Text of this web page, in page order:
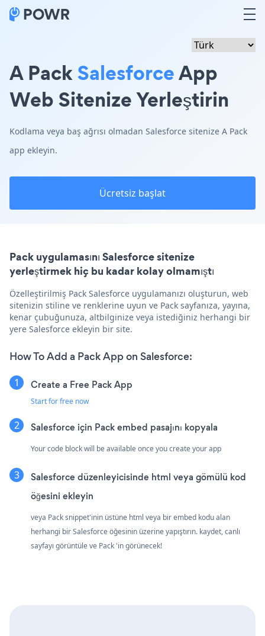
A PackSalesforceApp
Web Sitenize Yerleştirin
Kodlama veya baş ağrısı olmadan Salesforce sitenize A Pack
app ekleyin.
Ücretsiz başlat
Pack uygulamasını Salesforce sitenize
yerleştirmek hiç bu kadar kolay olmamıştı
Özelleştirilmiş Pack Salesforce uygulamanızı oluşturun, web
sitenizin stiline ve renklerine uyun ve Pack sayfanıza, yayına,
kenar çubuğunuza, altbilginize veya istediğiniz herhangi bir
yere Salesforce ekleyin bir site.
How To Add a Pack App on Salesforce:
Create a Free Pack App
Start for free now
Salesforce için Pack embed pasajını kopyala
Your code block will be available once you create your app
Salesforce düzenleyicisinde html veya gömülü kod
öğesini ekleyin
veya Pack snippet'inin üstüne html veya bir embed kodu alan
herhangi bir Salesforce öğesinin üzerine yapıştırın. kaydet, canlı
sayfayı görüntüle ve Pack 'in görünecek!